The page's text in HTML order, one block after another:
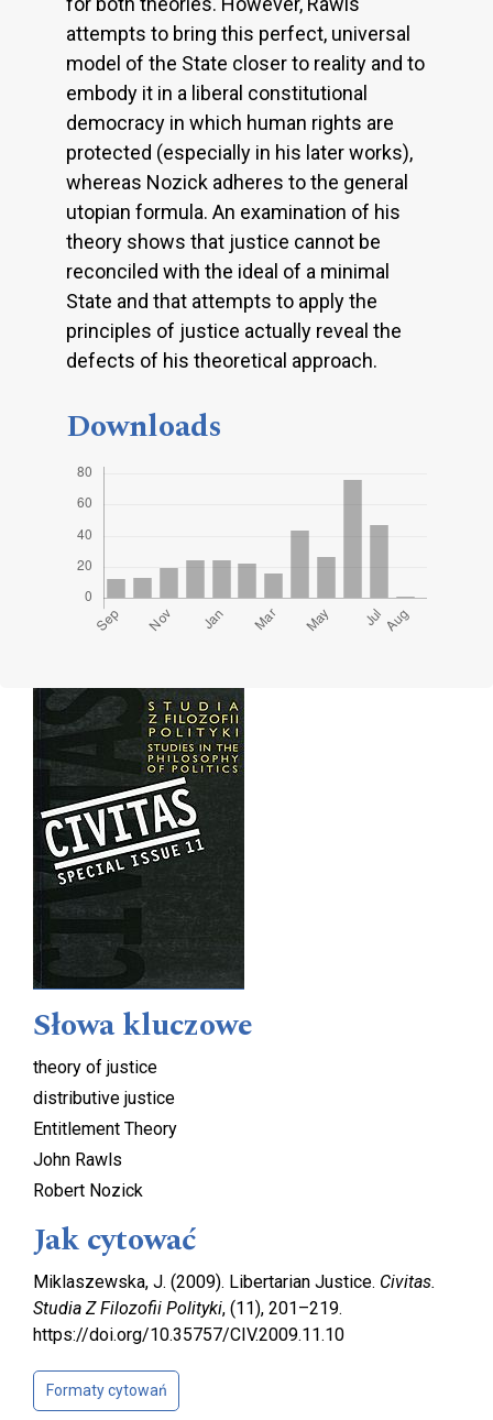
attempts to bring this perfect, universal
model of the State closer to reality and to
embody it in a liberal constitutional
democracy in which human rights are
protected (especially in his later works),
whereas Nozick adheres to the general
utopian formula. An examination of his
theory shows that justice cannot be
reconciled with the ideal of a minimal
State and that attempts to apply the
principles of justice actually reveal the
defects of his theoretical approach.
Downloads
Cover image
Słowa kluczowe
theory of justice
distributive justice
Entitlement Theory
John Rawls
Robert Nozick
Jak cytować
Miklaszewska, J. (2009). Libertarian Justice. Civitas.
Studia Z Filozofii Polityki, (11), 201–219.
https://doi.org/10.35757/CIV.2009.11.10
Formaty cytowań